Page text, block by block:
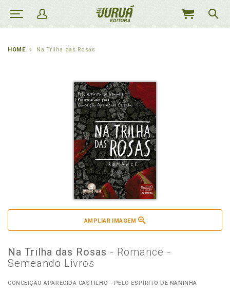
MEU
HOME Na Trilha das Rosas
AMPLIAR IMAGEM
Na Trilha das Rosas - Romance -
Semeando Livros
CONCEIÇÃO APARECIDA CASTILHO - PELO ESPÍRITO DE NANINHA